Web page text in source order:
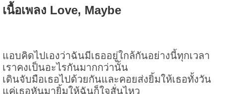
เนื้อเพลง Love, Maybe
แอบคิดไปเองว่าฉันมีเธออยู่ใกล้กันอย่างนี้ทุกเวลา
เราคงเป็นอะไรกันมากกว่านั้น
เดินจับมือเธอไปด้วยกันและคอยส่งยิ้มให้เธอทั้งวัน
แค่เธอหันมายิ้มให้ฉันก็ใจสั่นไหว